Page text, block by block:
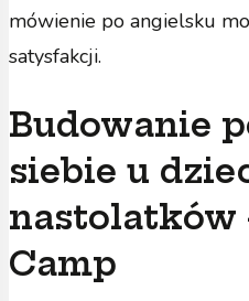
mówienie po angielsku
satysfakcji.
Budowanie
siebie u
nastolatków
Camp